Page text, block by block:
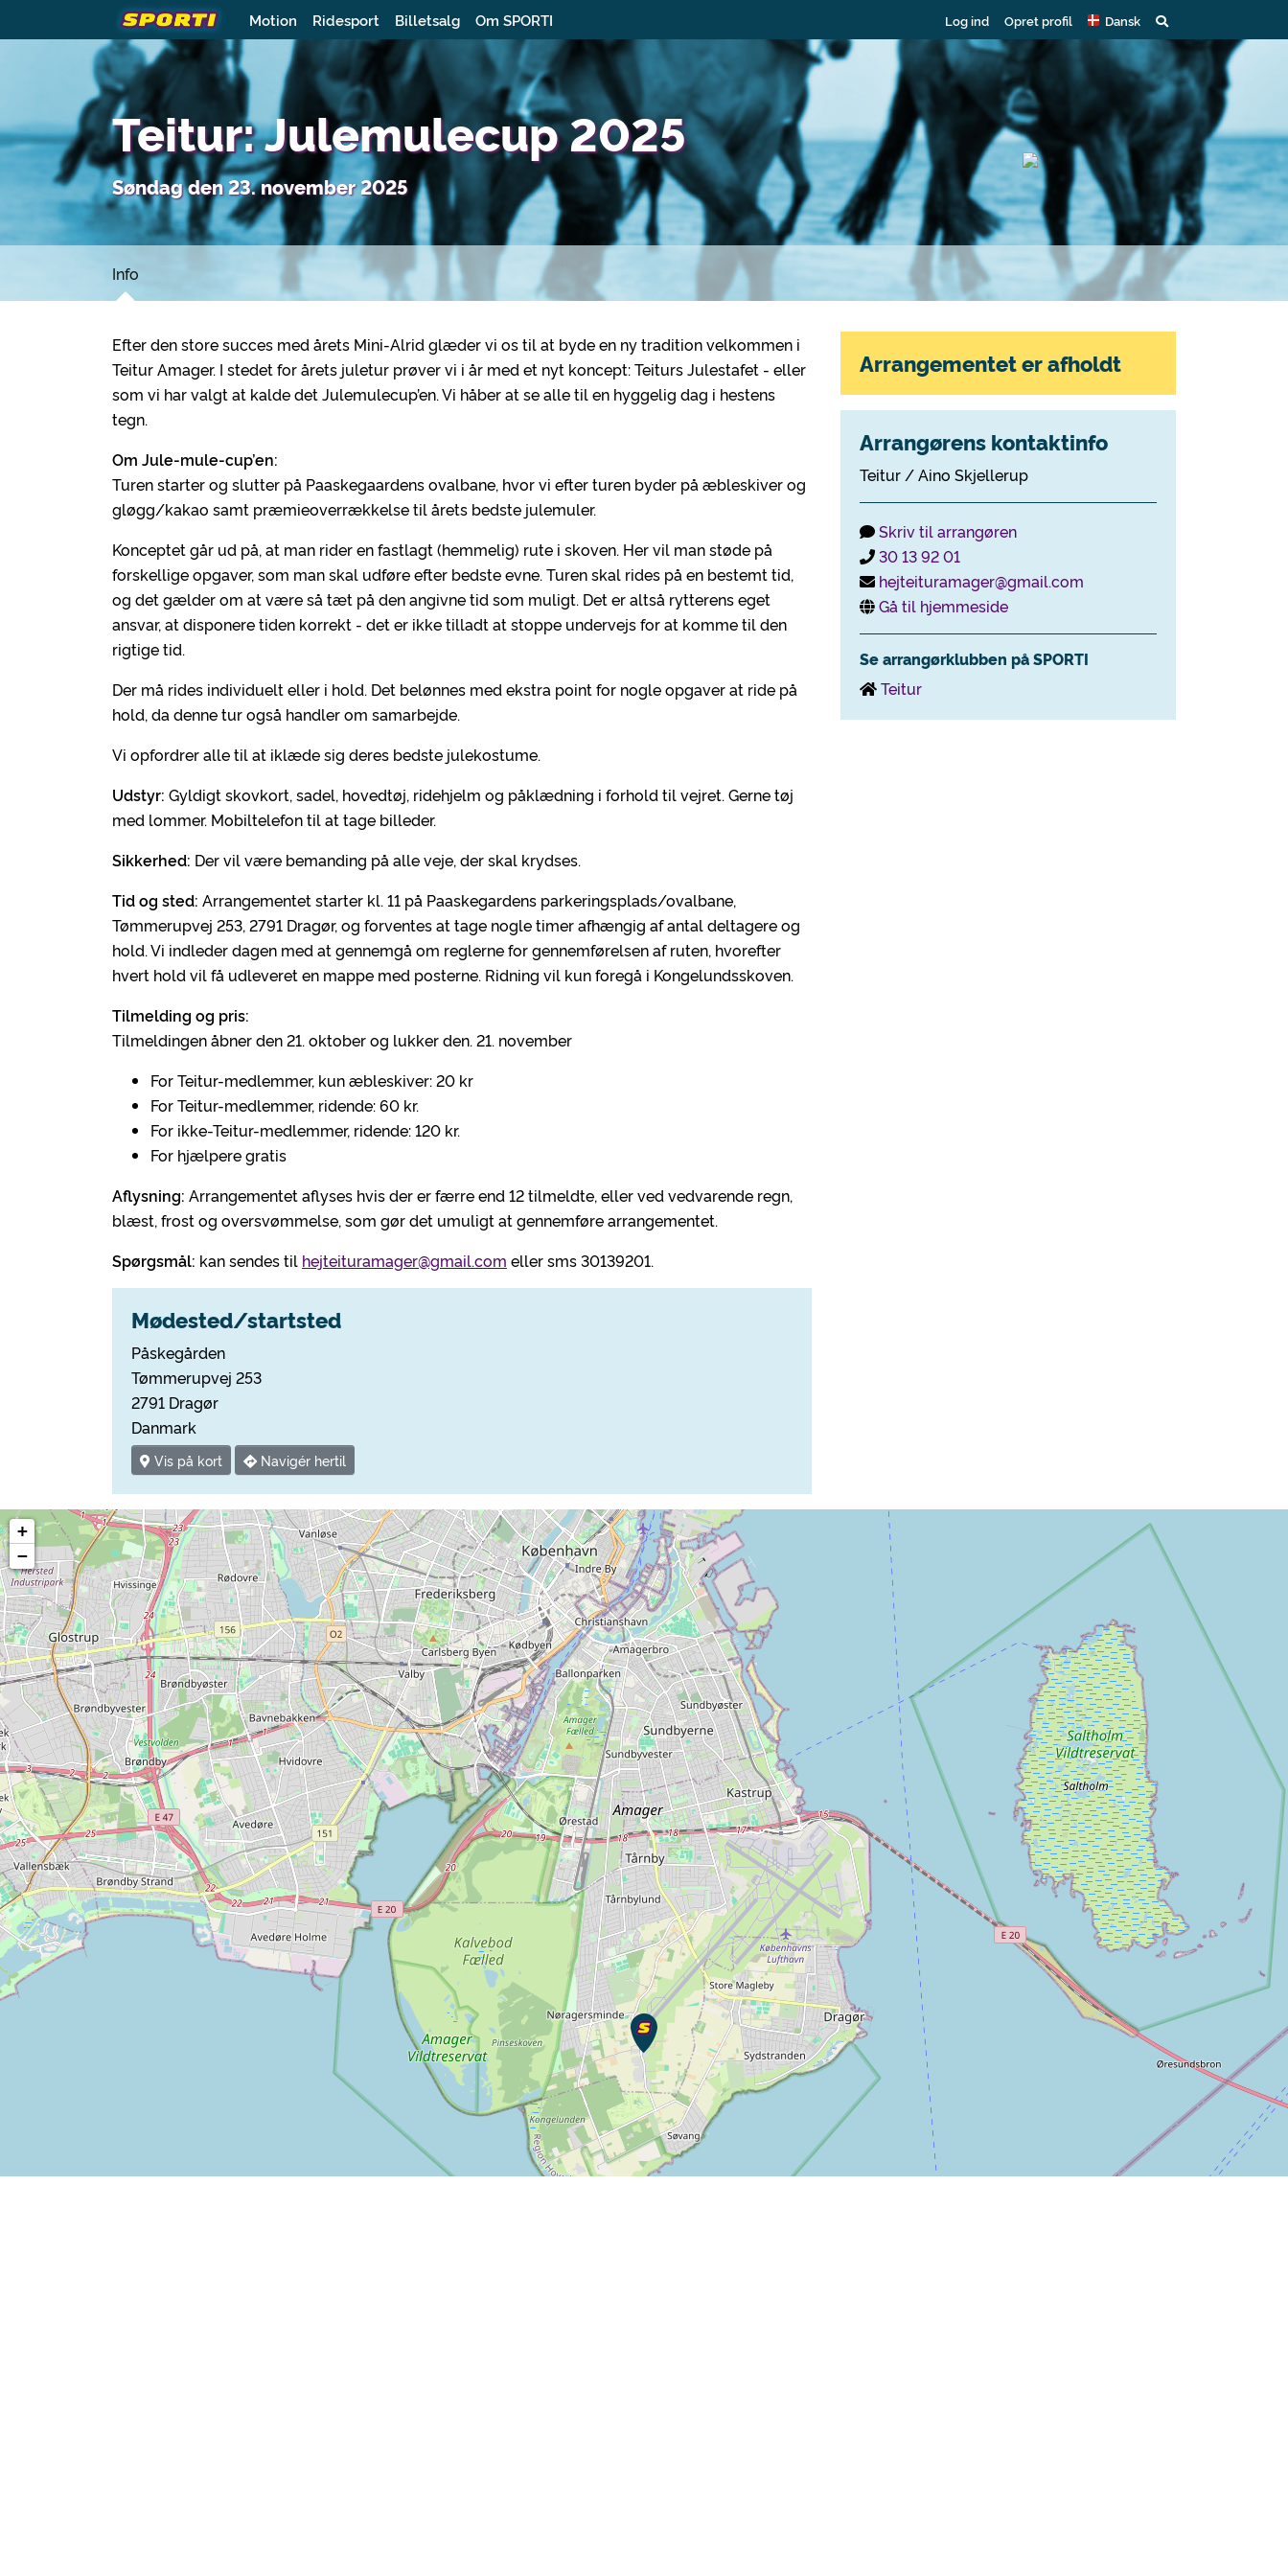
Motion Ridesport Billetsalg Om SPORTI Log ind Opret profil Dansk
Teitur: Julemulecup 2025
Søndag den 23. november 2025
Info
Efter den store succes med årets Mini-Alrid glæder vi os til at byde en ny tradition velkommen i
Teitur Amager. I stedet for årets juletur prøver vi i år med et nyt koncept: Teiturs Julestafet - eller
som vi har valgt at kalde det Julemulecup’en. Vi håber at se alle til en hyggelig dag i hestens
tegn.
Om Jule-mule-cup’en:
Turen starter og slutter på Paaskegaardens ovalbane, hvor vi efter turen byder på æbleskiver og
gløgg/kakao samt præmieoverrækkelse til årets bedste julemuler.
Konceptet går ud på, at man rider en fastlagt (hemmelig) rute i skoven. Her vil man støde på
forskellige opgaver, som man skal udføre efter bedste evne. Turen skal rides på en bestemt tid,
og det gælder om at være så tæt på den angivne tid som muligt. Det er altså rytterens eget
ansvar, at disponere tiden korrekt - det er ikke tilladt at stoppe undervejs for at komme til den
rigtige tid.
Der må rides individuelt eller i hold. Det belønnes med ekstra point for nogle opgaver at ride på
hold, da denne tur også handler om samarbejde.
Vi opfordrer alle til at iklæde sig deres bedste julekostume.
Udstyr: Gyldigt skovkort, sadel, hovedtøj, ridehjelm og påklædning i forhold til vejret. Gerne tøj
med lommer. Mobiltelefon til at tage billeder.
Sikkerhed: Der vil være bemanding på alle veje, der skal krydses.
Tid og sted: Arrangementet starter kl. 11 på Paaskegardens parkeringsplads/ovalbane,
Tømmerupvej 253, 2791 Dragør, og forventes at tage nogle timer afhængig af antal deltagere og
hold. Vi indleder dagen med at gennemgå om reglerne for gennemførelsen af ruten, hvorefter
hvert hold vil få udleveret en mappe med posterne. Ridning vil kun foregå i Kongelundsskoven.
Tilmelding og pris:
Tilmeldingen åbner den 21. oktober og lukker den. 21. november
For Teitur-medlemmer, kun æbleskiver: 20 kr
For Teitur-medlemmer, ridende: 60 kr.
For ikke-Teitur-medlemmer, ridende: 120 kr.
For hjælpere gratis
Aflysning: Arrangementet aflyses hvis der er færre end 12 tilmeldte, eller ved vedvarende regn,
blæst, frost og oversvømmelse, som gør det umuligt at gennemføre arrangementet.
Spørgsmål: kan sendes til hejteituramager@gmail.com eller sms 30139201.
Mødested/startsted
Påskegården
Tømmerupvej 253
2791 Dragør
Danmark
Vis på kort Navigér hertil
Arrangementet er afholdt
Arrangørens kontaktinfo
Teitur / Aino Skjellerup
Skriv til arrangøren
30 13 92 01
hejteituramager@gmail.com
Gå til hjemmeside
Se arrangørklubben på SPORTI
Teitur
+
−